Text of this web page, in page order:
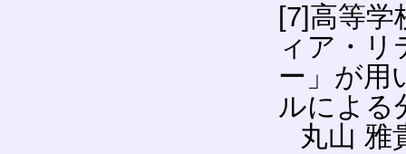
[7]高等
ィア・リ
ー」が用
ルによる
丸山 雅